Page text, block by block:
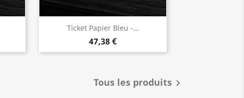
Ticket Papier Bleu -...
47,38 €
Tous les produits 